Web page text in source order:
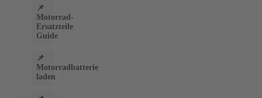
📌
Motorrad-
Ersatzteile
Guide
📌
Motorradbatterie
laden